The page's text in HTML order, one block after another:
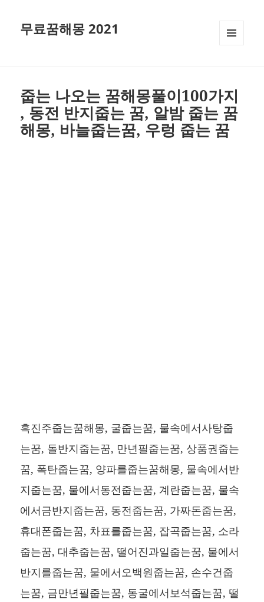
무료꿈해몽 2021
줍는 나오는 꿈해몽풀이100가지
, 동전 반지줍는 꿈, 알밤 줍는 꿈
해몽, 바늘줍는꿈, 우렁 줍는 꿈
흑진주줍는꿈해몽, 굴줍는꿈, 물속에서사탕줍
는꿈, 돌반지줍는꿈, 만년필줍는꿈, 상품권줍는
꿈, 폭탄줍는꿈, 양파를줍는꿈해몽, 물속에서반
지줍는꿈, 물에서동전줍는꿈, 계란줍는꿈, 물속
에서금반지줍는꿈, 동전줍는꿈, 가짜돈줍는꿈,
휴대폰줍는꿈, 차표를줍는꿈, 잡곡줍는꿈, 소라
줍는꿈, 대추줍는꿈, 떨어진과일줍는꿈, 물에서
반지를줍는꿈, 물에서오백원줍는꿈, 손수건줍
는꿈, 금만년필줍는꿈, 동굴에서보석줍는꿈, 떨